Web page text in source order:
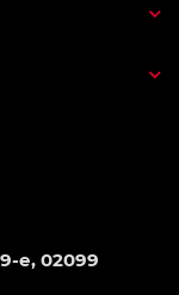
е, 02099